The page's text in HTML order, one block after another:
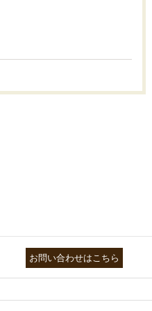
お問い合わせはこちら